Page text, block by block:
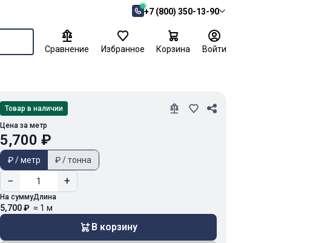
+7 (800) 350-13-90
Сравнение Избранное Корзина Войти
Товар в наличии
Цена за метр
5,700 ₽
₽ / метр ₽ / тонна
− +
На сумму
5,700 ₽
Длина
≈ 1 м
В корзину